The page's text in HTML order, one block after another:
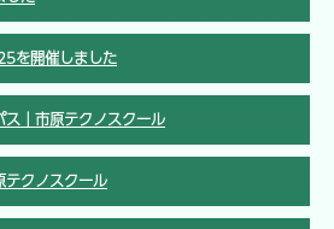
を開催しました
｜市原テクノスクール
テクノスクール